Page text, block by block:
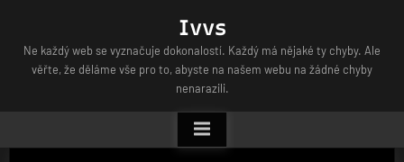
content
Ivvs
Ne každý web se vyznačuje dokonalostí. Každý má nějaké ty chyby. Ale
věřte, že děláme vše pro to, abyste na našem webu na žádné chyby
nenarazili.